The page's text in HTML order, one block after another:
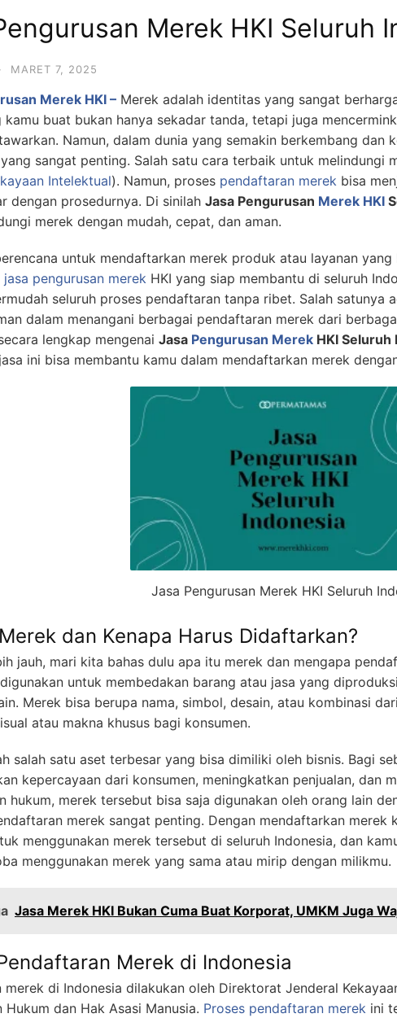
Merek HKI Seluruh
· MARET 7, 2025
Merek HKI – Merek adalah identitas yang sangat
kamu buat bukan hanya sekadar tanda, tetapi juga
Namun, dalam dunia yang semakin berkembang dan
sangat penting. Salah satu cara terbaik untuk melindungi
Intelektual). Namun, proses pendaftaran merek bisa
dengan prosedurnya. Di sinilah Jasa Pengurusan Merek HKI
merek dengan mudah, cepat, dan aman.
untuk mendaftarkan merek produk atau layanan
jasa pengurusan merek HKI yang siap membantu di seluruh
seluruh proses pendaftaran tanpa ribet. Salah satunya
dalam menangani berbagai pendaftaran merek dari
lengkap mengenai Jasa Pengurusan Merek HKI Seluruh
ini bisa membantu kamu dalam mendaftarkan merek
Jasa Pengurusan Merek HKI Seluruh
dan Kenapa Harus Didaftarkan?
jauh, mari kita bahas dulu apa itu merek dan mengapa
untuk membedakan barang atau jasa yang
Merek bisa berupa nama, simbol, desain, atau kombinasi
atau makna khusus bagi konsumen.
salah satu aset terbesar yang bisa dimiliki oleh bisnis. Bagi
kepercayaan dari konsumen, meningkatkan penjualan, dan
hukum, merek tersebut bisa saja digunakan oleh orang lain
merek sangat penting. Dengan mendaftarkan merek
menggunakan merek tersebut di seluruh Indonesia, dan
menggunakan merek yang sama atau mirip dengan milikmu.
Jasa Merek HKI Bukan Cuma Buat Korporat, UMKM Juga
Merek di Indonesia
merek di Indonesia dilakukan oleh Direktorat Jenderal
Hukum dan Hak Asasi Manusia. Proses pendaftaran merek ini